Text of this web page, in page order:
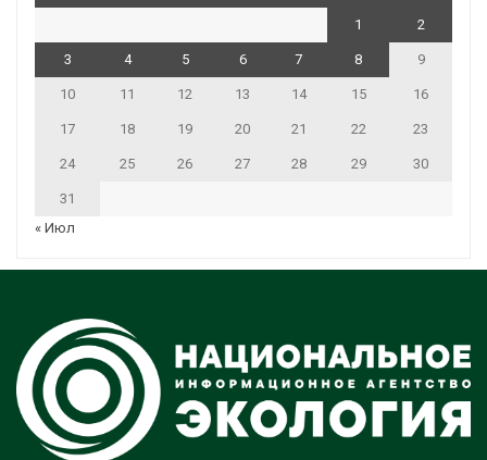
1 2
3 4 5 6 7 8 9
10 11 12 13 14 15 16
17 18 19 20 21 22 23
24 25 26 27 28 29 30
31
« Июл